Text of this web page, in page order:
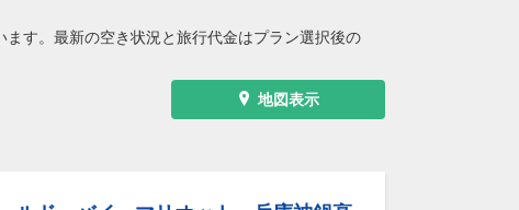
す。最新の空き状況と旅行代金はプラン選択後の
地図表示